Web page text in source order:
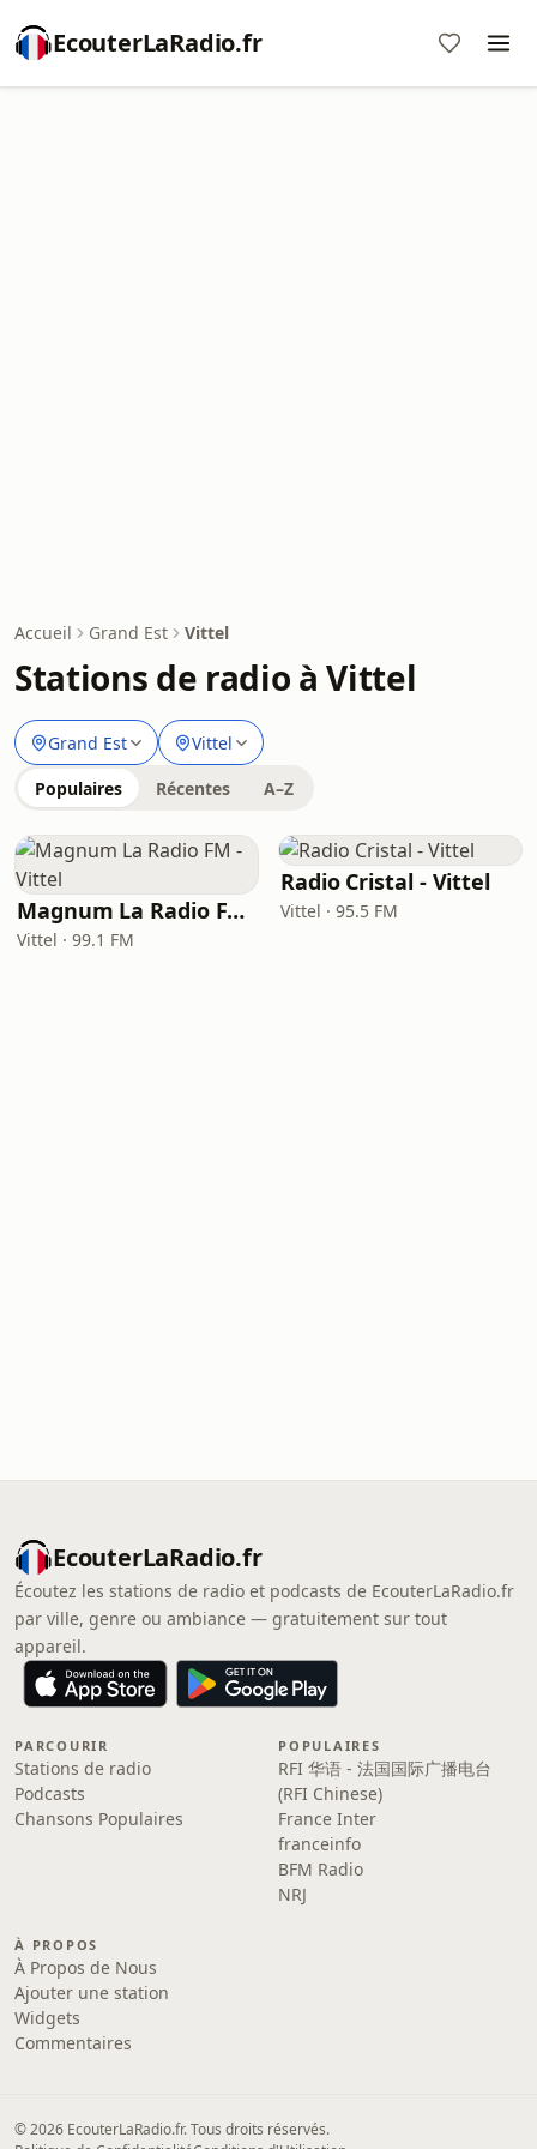
EcouterLaRadio.fr
Accueil Grand Est Vittel
Stations de radio à Vittel
Grand Est Vittel
Populaires Récentes A–Z
Magnum La Radio FM - Vittel
Vittel · 99.1 FM
Radio Cristal - Vittel
Vittel · 95.5 FM
EcouterLaRadio.fr
Écoutez les stations de radio et podcasts de EcouterLaRadio.fr
par ville, genre ou ambiance — gratuitement sur tout
appareil.
PARCOURIR
Stations de radio
Podcasts
Chansons Populaires
POPULAIRES
RFI 华语 - 法国国际广播电台
(RFI Chinese)
France Inter
franceinfo
BFM Radio
NRJ
À PROPOS
À Propos de Nous
Ajouter une station
Widgets
Commentaires
© 2026 EcouterLaRadio.fr. Tous droits réservés.